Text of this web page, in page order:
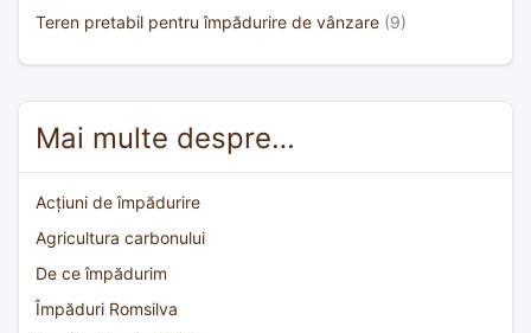
Teren pretabil pentru împădurire de vânzare (9)
Mai multe despre…
Acțiuni de împădurire
Agricultura carbonului
De ce împădurim
Împăduri Romsilva